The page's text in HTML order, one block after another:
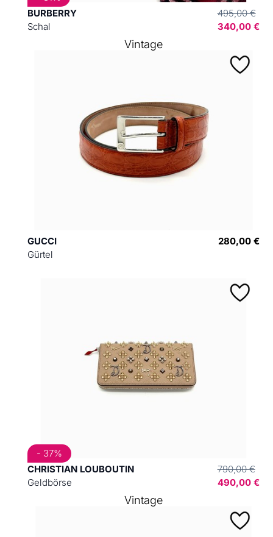
BURBERRY
Schal
495,00 €
340,00 €
GUCCI
Gürtel
280,00 €
Vintage
CHRISTIAN LOUBOUTIN
Geldbörse
790,00 €
490,00 €
- 37%
Vintage